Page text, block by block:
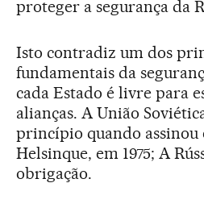
proteger a segurança da
Isto contradiz um dos
fundamentais da
cada Estado é livre para
alianças. A União
princípio quando assinou
Helsinque, em 1975; A
obrigação.